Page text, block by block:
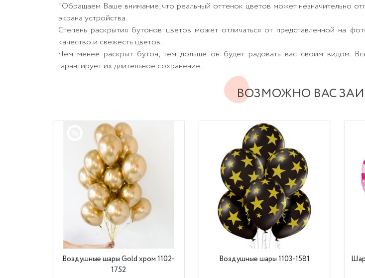
*Обращаем Ваше внимание, что реальный оттенок цветов может незначительно
экрана устройства.
Степень раскрытия бутонов цветов может отличаться от представленной на
качество и свежесть цветов.
Чем менее раскрыт бутон, тем дольше он будет радовать вас своим видом.
гарантирует их длительное сохранение.
ВОЗМОЖНО ВАС
Воздушные шары Gold хром 1102-
1752
Воздушные шары 1103-1581